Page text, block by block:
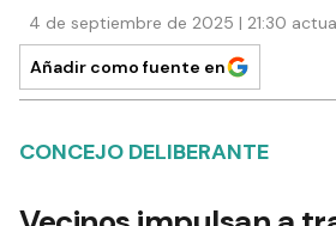
4 de septiembre de 2025 | 21:30
Añadir como fuente en
CONCEJO DELIBERANTE